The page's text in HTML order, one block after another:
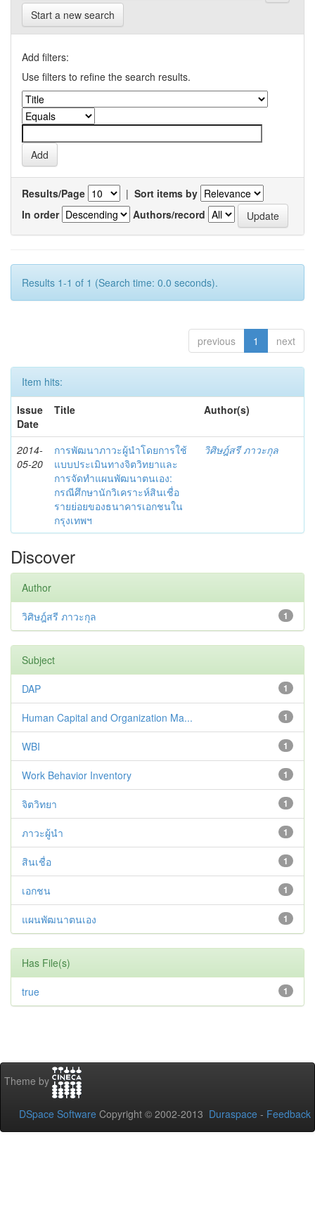
Start a new search
Add filters:
Use filters to refine the search results.
Results/Page | Sort items by
In order
Authors/record
Results 1-1 of 1 (Search time: 0.0 seconds).
previous 1 next
Item hits:
Issue
Date
Title Author(s)
2014-
05-20
การพัฒนาภาวะผู้นำโดยการใช้
แบบประเมินทางจิตวิทยาและ
การจัดทำแผนพัฒนาตนเอง:
กรณีศึกษานักวิเคราะห์สินเชื่อ
รายย่อยของธนาคารเอกชนใน
กรุงเทพฯ
วิศิษฎ์สรี ภาวะกุล
Discover
Author
1
วิศิษฎ์สรี ภาวะกุล
Subject
1
DAP
1
Human Capital and Organization Ma...
1
WBI
1
Work Behavior Inventory
1
จิตวิทยา
1
ภาวะผู้นำ
1
สินเชื่อ
1
เอกชน
1
แผนพัฒนาตนเอง
Has File(s)
1
true
Theme by
DSpace Software Copyright © 2002-2013 Duraspace - Feedback